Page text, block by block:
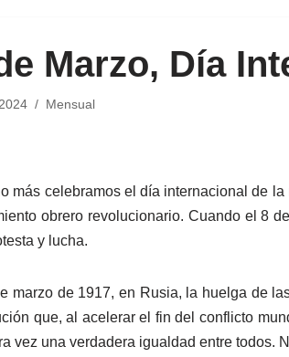
Marzo, Día
Mensual
más celebramos el día internacional de
obrero revolucionario. Cuando el 8
y lucha.
marzo de 1917, en Rusia, la huelga de
que, al acelerar el fin del conflicto
vez una verdadera igualdad entre todos.